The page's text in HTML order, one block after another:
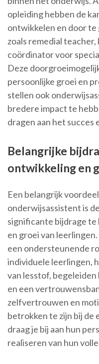
opleiding hebben de
ontwikkelen en door
zoals remedial
coördinator voor
Deze
persoonlijke groei en
stellen ook
bredere impact te
dragen aan het succes
Belangrijke
ontwikkeling en
Een belangrijk
onderwijsassistent is
significante bijdrage
en groei van
een ondersteunende
individuele leerlingen,
van lesstof,
en een
zelfvertrouwen en
betrokken te zijn bij de
draag je bij aan hun
realiseren van hun